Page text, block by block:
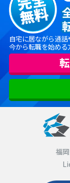
自宅に居ながら通
今から転職を始める
福